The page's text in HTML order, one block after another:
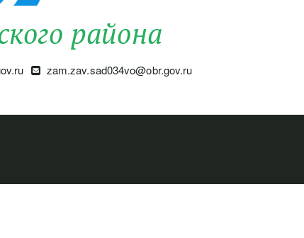
района
zam.zav.sad034vo@obr.gov.ru